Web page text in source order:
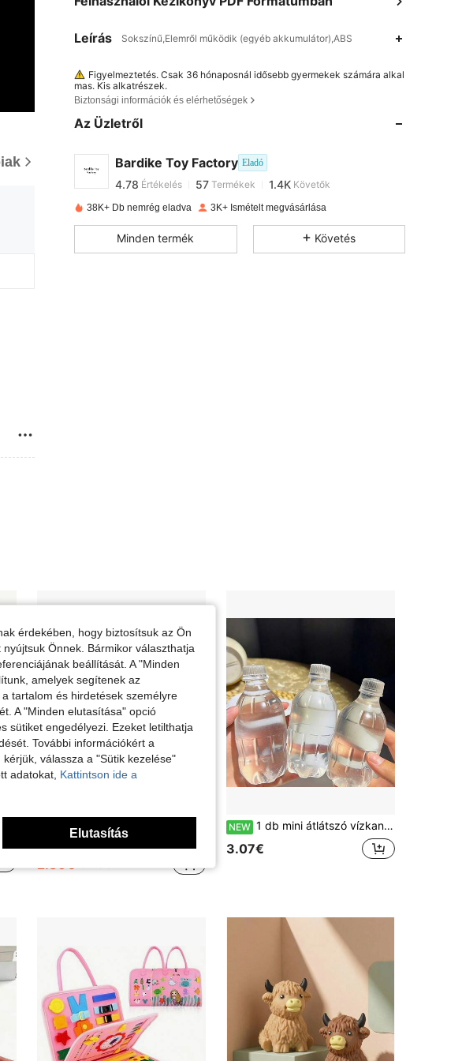
Leírás Sokszínű,Elemről működik (egyéb akkumulátor),ABS
Figyelmeztetés. Csak 36 hónaposnál idősebb gyermekek számára alkal
mas. Kis alkatrészek.
Biztonsági információk és elérhetőségek
Az Üzletről
Bardike Toy Factory Eladó
4.78
4.78 Értékelés 57 Termékek 1.4K Követők
4.78
38K+ Db nemrég eladva 3K+ Ismételt megvásárlása
Minden termék Követés
1 db csillogó dackhound puha játék, puha átlátszó TPR anyagú kutyás nyomógolyó, ruganyos, szorongásoldal és nyugtató, függetlenség-napi ajándék
NEW 1 db mini átlátszó vízkancs alakú nyomható játék, tiszta folyadékkal töltött squishy stresszoldó játék, hordozható palack alakú szorongásoldó játék, zsebméretű íróasztal dekoráció gyerekeknek
3.07€
érdekében, hogy biztosítsuk az Ön
Önnek. Bármikor választhatja
beállítását. A "Minden
amelyek segítenek az
tartalom és hirdetések személyre
A "Minden elutasítása" opció
sütiket engedélyezi. Ezeket letilthatja
További információkért a
válassza a "Sütik kezelése"
adatokat, Kattintson ide a
Elutasítás